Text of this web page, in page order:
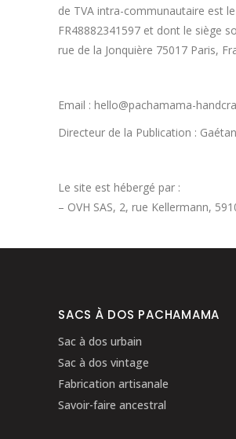
de TVA intra-communautaire est le
FR48882341597 et dont le siège
rue de la Jonquière 75017 Paris,
Email : hello@pachamama-
Directeur de la Publication :
Le site est hébergé par :
– OVH SAS, 2, rue Kellermann,
SACS À DOS PACHAMAMA
Sac à dos urbain
Sac à dos vintage
Fabrication artisanale
Savoir-faire ancestral